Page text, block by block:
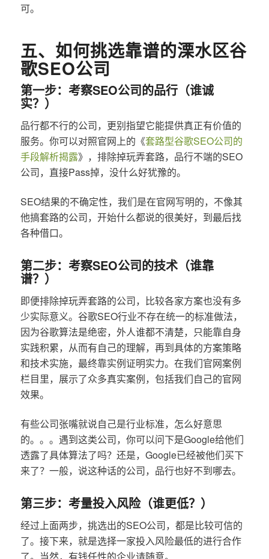
可。
五、如何挑选靠谱的溧水区谷
歌SEO公司
第一步：考察SEO公司的品行（谁诚
实？）
品行都不行的公司，更别指望它能提供真正有价值的
服务。你可以对照官网上的《套路型谷歌SEO公司的
手段解析揭露》，排除掉玩弄套路，品行不端的SEO
公司，直接Pass掉，没什么好犹豫的。
SEO结果的不确定性，我们是在官网写明的，不像其
他搞套路的公司，开始什么都说的很美好，到最后找
各种借口。
第二步：考察SEO公司的技术（谁靠
谱？）
即便排除掉玩弄套路的公司，比较各家方案也没有多
少实际意义。谷歌SEO行业不存在统一的标准做法，
因为谷歌算法是绝密，外人谁都不清楚，只能靠自身
实践积累，从而有自己的理解，再到具体的方案策略
和技术实施，最终靠实例证明实力。在我们官网案例
栏目里，展示了众多真实案例，包括我们自己的官网
效果。
有些公司张嘴就说自己是行业标准，怎么好意思
的。。。遇到这类公司，你可以问下是Google给他们
透露了具体算法了吗？还是，Google已经被他们买下
来了？一般，说这种话的公司，品行也好不到哪去。
第三步：考量投入风险（谁更低？）
经过上面两步，挑选出的SEO公司，都是比较可信的
了。接下来，就是选择一家投入风险最低的进行合作